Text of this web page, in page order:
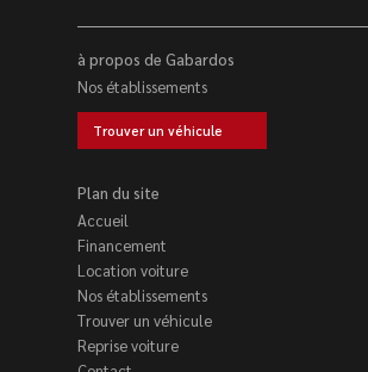
à propos de Gabardos
Nos établissements
Trouver un véhicule
Plan du site
Accueil
Financement
Location voiture
Nos établissements
Trouver un véhicule
Reprise voiture